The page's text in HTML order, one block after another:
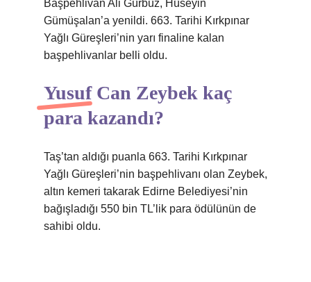
Başpehlivan Ali Gürbüz, Hüseyin
Gümüşalan’a yenildi. 663. Tarihi Kırkpınar
Yağlı Güreşleri’nin yarı finaline kalan
başpehlivanlar belli oldu.
Yusuf Can Zeybek kaç
para kazandı?
Taş’tan aldığı puanla 663. Tarihi Kırkpınar
Yağlı Güreşleri’nin başpehlivanı olan Zeybek,
altın kemeri takarak Edirne Belediyesi’nin
bağışladığı 550 bin TL’lik para ödülünün de
sahibi oldu.